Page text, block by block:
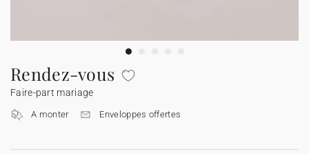
Toutes les cartes digitales
Fêtes & Occasions
Rendez-vous
Faire-part mariage
A monter Enveloppes offertes